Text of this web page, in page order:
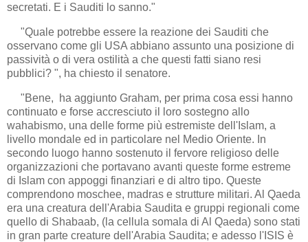
secretati. E i Sauditi lo sanno."
"Quale potrebbe essere la reazione dei Sauditi che
osservano come gli USA abbiano assunto una posizione di
passività o di vera ostilità a che questi fatti siano resi
pubblici? ", ha chiesto il senatore.
"Bene, ha aggiunto Graham, per prima cosa essi hanno
continuato e forse accresciuto il loro sostegno allo
wahabismo, una delle forme più estremiste dell'Islam, a
livello mondale ed in particolare nel Medio Oriente. In
secondo luogo hanno sostenuto il fervore religioso delle
organizzazioni che portavano avanti queste forme estreme
di Islam con appoggi finanziari e di altro tipo. Queste
comprendono moschee, madras e strutture militari. Al Qaeda
era una creatura dell'Arabia Saudita e gruppi regionali come
quello di Shabaab, (la cellula somala di Al Qaeda) sono stati
in gran parte creature dell'Arabia Saudita; e adesso l'ISIS è